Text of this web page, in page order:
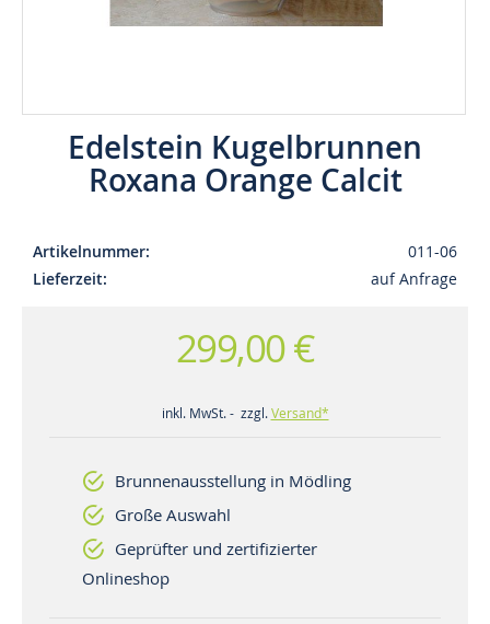
Edelstein Kugelbrunnen
Roxana Orange Calcit
Artikelnummer
011-06
Lieferzeit
auf Anfrage
299,00 €
inkl. MwSt. - zzgl.Versand*
Brunnenausstellung in Mödling
Große Auswahl
Geprüfter und zertifizierter
Onlineshop